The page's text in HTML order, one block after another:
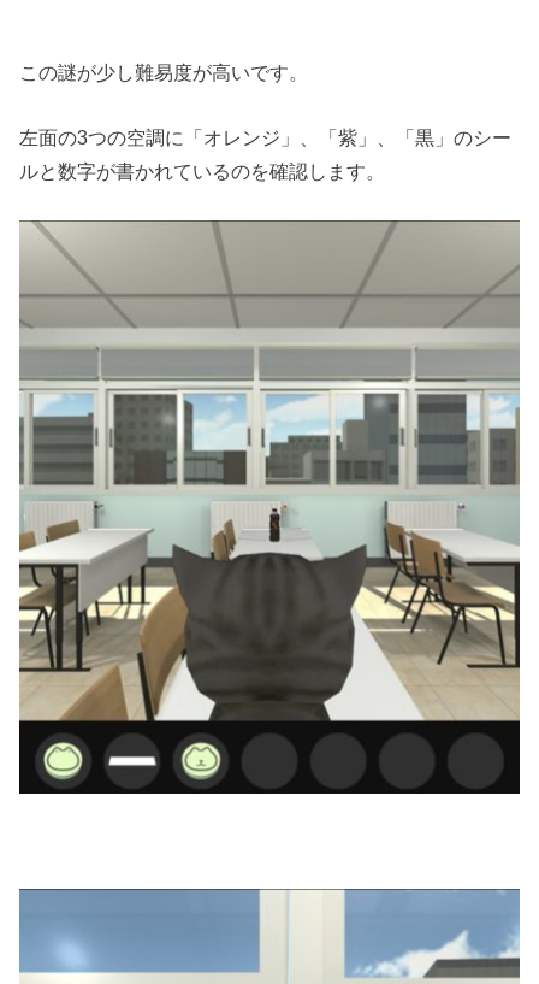
この謎が少し難易度が高いです。
左面の3つの空調に「オレンジ」、「紫」、「黒」のシー
ルと数字が書かれているのを確認します。